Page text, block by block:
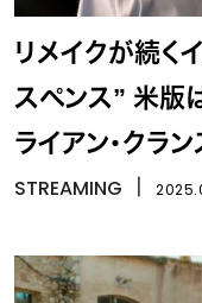
リメイクが続く
スペンス” 米版
ライアン・クラ
い詰められた判
STREAMING